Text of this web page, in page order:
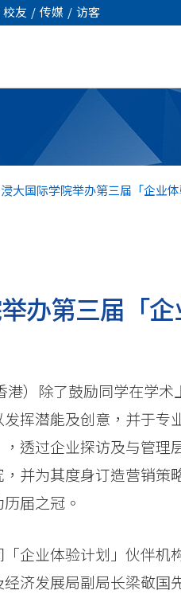
校友 / 传媒 / 访客
浸大国际学院举办第三届「企业体
办第三届「企
港）除了鼓励同学在学
挥潜能及创意，并于
透过企业探访及与管
并为其度身订造营销
届之冠。
企业体验计划」伙伴
济发展局副局长梁敬